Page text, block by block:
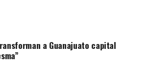
a Guanajuato capital